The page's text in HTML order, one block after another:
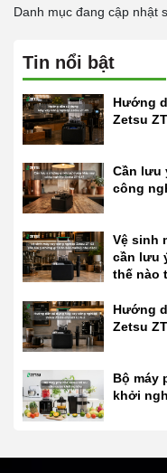
Danh mục đang cập nhật
Tin nổi bật
Hướng
Zetsu
Cần lưu
công
Vệ sinh
cần lưu
thế nào
Hướng
Zetsu
Bộ máy
khởi